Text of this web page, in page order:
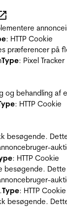
: HTTP Cookie
præferencer på
Type: Pixel Tracker
og behandling
: HTTP Cookie
besøgende.
: HTTP Cookie
Type: HTTP Cookie
besøgende.